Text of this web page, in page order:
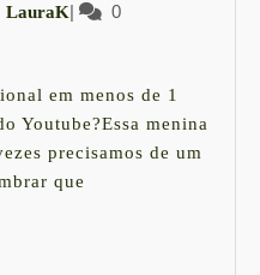
LauraKLauraK
|
0
em menos de 1
Youtube?Essa menina
precisamos de um
que